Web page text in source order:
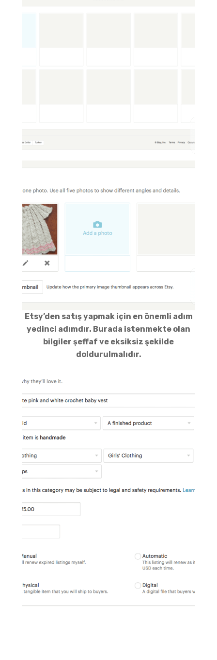
Etsy’den satış yapmak için en önemli adım
yedinci adımdır. Burada istenmekte olan
bilgiler şeffaf ve eksiksiz şekilde
doldurulmalıdır.